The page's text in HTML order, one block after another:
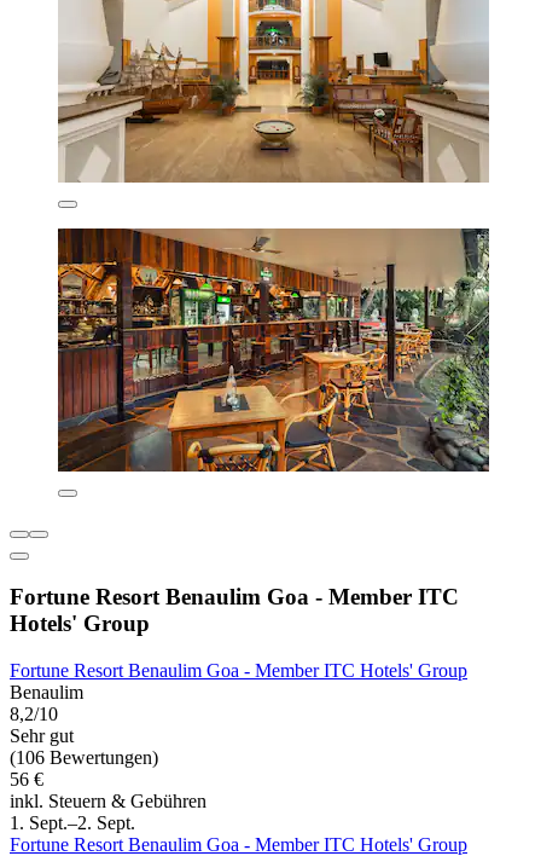
Fortune Resort Benaulim Goa - Member ITC
Hotels' Group
Fortune Resort Benaulim Goa - Member ITC Hotels' Group
Benaulim
8,2/10
Sehr gut
(106 Bewertungen)
56 €
inkl. Steuern & Gebühren
1. Sept.–2. Sept.
Fortune Resort Benaulim Goa - Member ITC Hotels' Group